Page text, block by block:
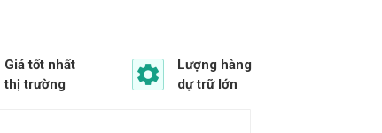
Giá tốt nhất
thị trường
Lượng hàng
dự trữ lớn